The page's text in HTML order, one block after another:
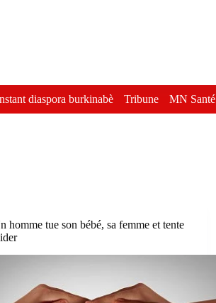
diaspora burkinabè Tribune MN Santé
homme tue son bébé, sa femme et tente